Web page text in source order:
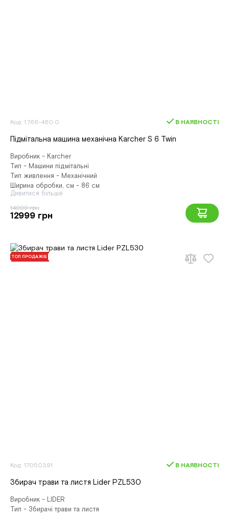
Код: 1.766-460.0 В НАЯВНОСТІ
Підмітальна машина механічна Karcher S 6 Twin
Виробник - Karcher
Тип - Машини підмітальні
Тип живлення - Механічний
Ширина обробки, см - 86 см
Дивитися більше
14999 грн
12999 грн
ТОП ПРОДАЖІВ
Код: 17050391 В НАЯВНОСТІ
Збирач трави та листя Lider PZL530
Виробник - LIDER
Тип - Збирачі трави та листя